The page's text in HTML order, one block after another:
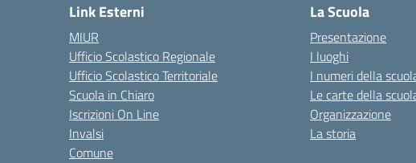
Link Esterni
MIUR
Ufficio Scolastico Regionale
Ufficio Scolastico Territoriale
Scuola in Chiaro
Iscrizioni On Line
Invalsi
Comune
La Scuola
Presentazione
I luoghi
I numeri della
Le carte della
Organizzazione
La storia